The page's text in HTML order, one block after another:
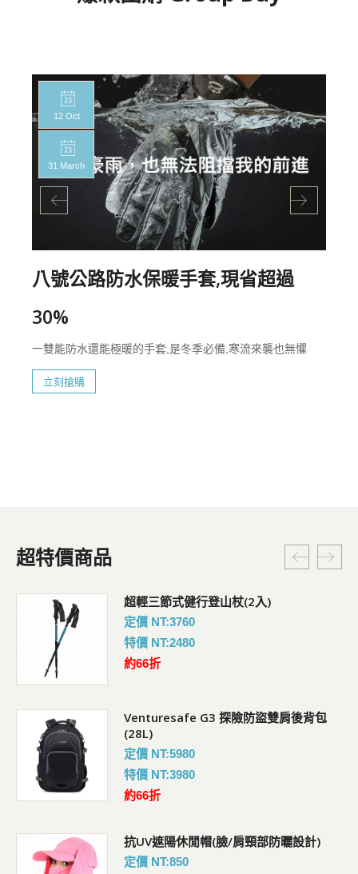
12 Oct
31 March
八號公路防水保暖手套,現省超過
30%
一雙能防水還能極暖的手套,是冬季必備,寒流來襲也無懼
立刻搶購
超特價商品
超輕三節式健行登山杖(2入)
定價 NT:3760
特價 NT:2480
約66折
Venturesafe G3 探險防盜雙肩後背包
(28L)
定價 NT:5980
特價 NT:3980
約66折
抗UV遮陽休閒帽(臉/肩頸部防曬設計)
定價 NT:850